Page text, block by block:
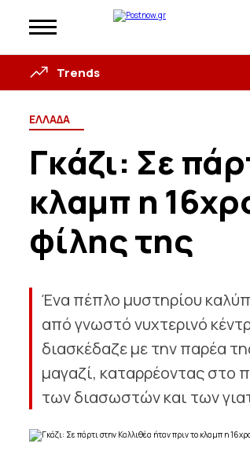
Trends
ΕΛΛΑΔΑ
Γκάζι: Σε
κλαμπ η
φίλης της
Ένα πέπλο μυστηρίου
από γνωστό νυχτερινό
διασκέδαζε με την παρέα
μαγαζί, καταρρέοντας στο
των διασωστών και των